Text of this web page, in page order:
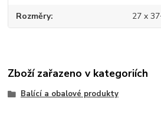
Rozměry 27 x
Zboží zařazeno v kategoriích
Balící a obalové produkty